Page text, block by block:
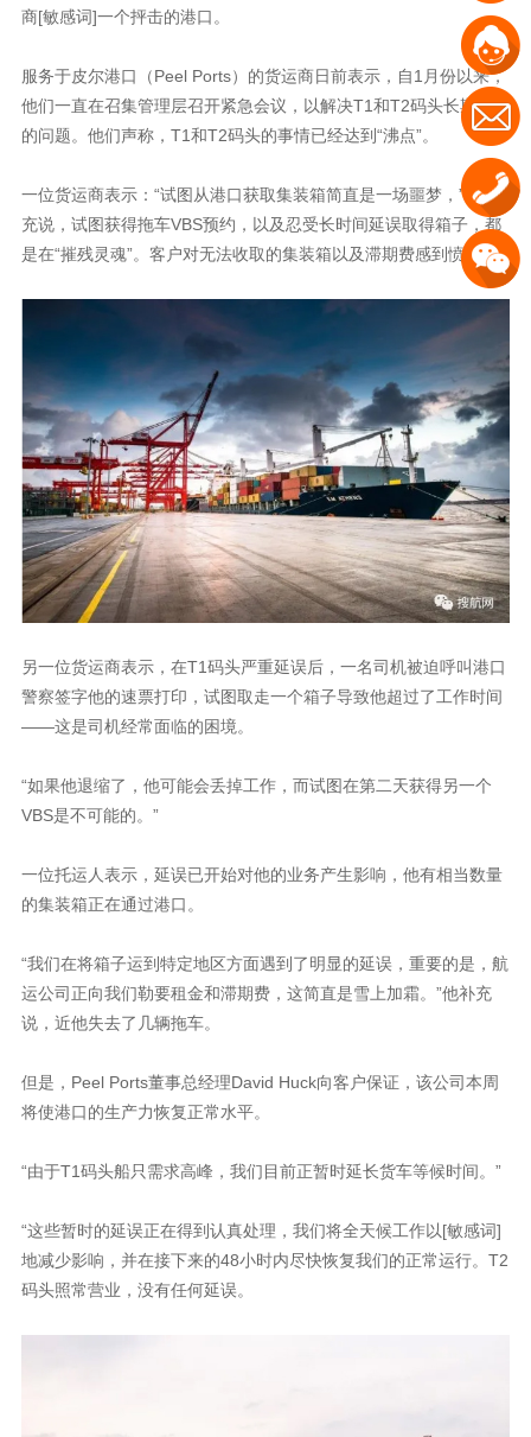
商[敏感词]一个抨击的港口。
服务于皮尔港口（Peel Ports）的货运商日前表示，自1月份以来，
他们一直在召集管理层召开紧急会议，以解决T1和T2码头长期延误
的问题。他们声称，T1和T2码头的事情已经达到“沸点”。
一位货运商表示：“试图从港口获取集装箱简直是一场噩梦，”他补
充说，试图获得拖车VBS预约，以及忍受长时间延误取得箱子，都
是在“摧残灵魂”。客户对无法收取的集装箱以及滞期费感到愤怒。
另一位货运商表示，在T1码头严重延误后，一名司机被迫呼叫港口
警察签字他的速票打印，试图取走一个箱子导致他超过了工作时间
——这是司机经常面临的困境。
“如果他退缩了，他可能会丢掉工作，而试图在第二天获得另一个
VBS是不可能的。”
一位托运人表示，延误已开始对他的业务产生影响，他有相当数量
的集装箱正在通过港口。
“我们在将箱子运到特定地区方面遇到了明显的延误，重要的是，航
运公司正向我们勒要租金和滞期费，这简直是雪上加霜。”他补充
说，近他失去了几辆拖车。
但是，Peel Ports董事总经理David Huck向客户保证，该公司本周
将使港口的生产力恢复正常水平。
“由于T1码头船只需求高峰，我们目前正暂时延长货车等候时间。”
“这些暂时的延误正在得到认真处理，我们将全天候工作以[敏感词]
地减少影响，并在接下来的48小时内尽快恢复我们的正常运行。T2
码头照常营业，没有任何延误。